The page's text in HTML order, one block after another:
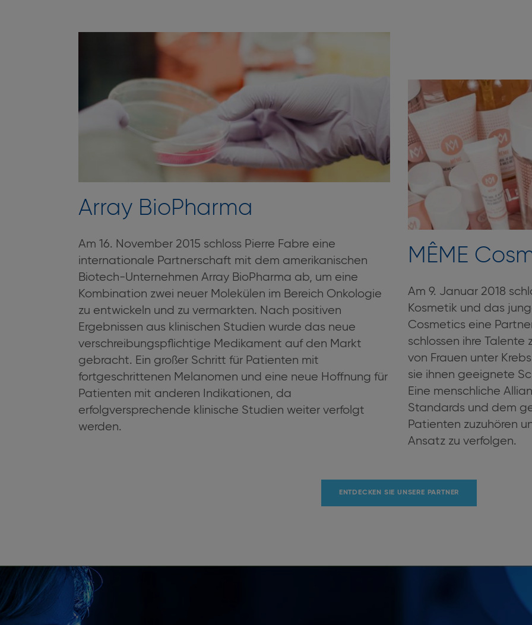
Array BioPharma
Am 16. November 2015 schloss Pierre Fabre eine
internationale Partnerschaft mit dem amerikanischen
Biotech-Unternehmen Array BioPharma ab, um eine
Kombination zwei neuer Molekülen im Bereich Onkologie
zu entwickeln und zu vermarkten. Nach positiven
Ergebnissen aus klinischen Studien wurde das neue
verschreibungspflichtige Medikament auf den Markt
gebracht. Ein großer Schritt für Patienten mit
fortgeschrittenen Melanomen und eine neue Hoffnung für
Patienten mit anderen Indikationen, da
erfolgversprechende klinische Studien weiter verfolgt
werden.
MÊME
Am 9. Januar 2018
Kosmetik und das
Cosmetics eine
schlossen ihre
von Frauen unter
sie ihnen geeignete
Eine menschliche
Standards und dem
Patienten zuzuhören
Ansatz zu verfolgen.
ENTDECKEN SIE UNSERE PARTNER